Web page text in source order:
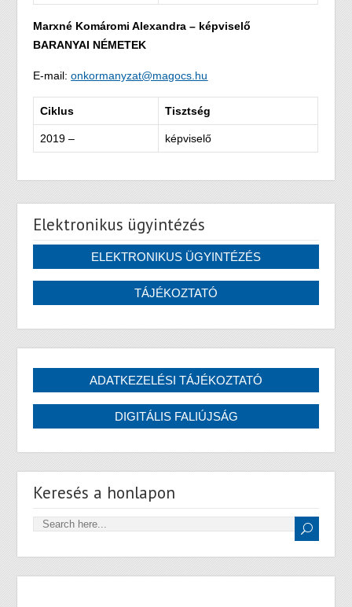
Marxné Komáromi Alexandra – képviselő
BARANYAI NÉMETEK
E-mail:onkormanyzat@magocs.hu
Ciklus Tisztség
2019 – képviselő
Elektronikus ügyintézés
Keresés a honlapon